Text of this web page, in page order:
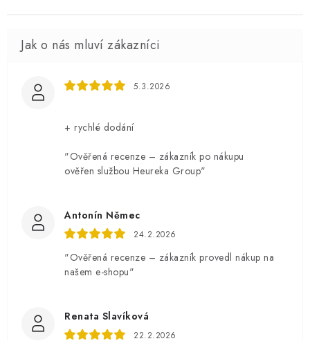
5.3.2026
+ rychlé dodání
"Ověřená recenze – zákazník po nákupu
ověřen službou Heureka Group"
Antonín Němec
24.2.2026
"Ověřená recenze – zákazník provedl nákup na
našem e-shopu"
Renata Slavíková
22.2.2026